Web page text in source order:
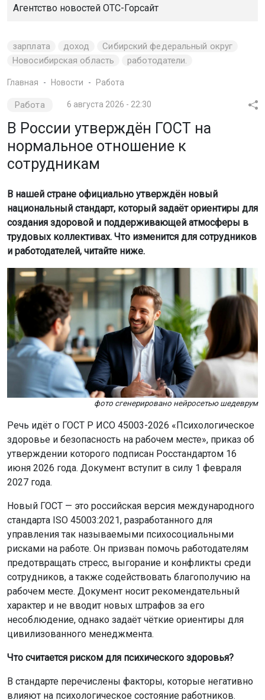
Агентство новостей ОТС-Горсайт
зарплата доход
Сибирский федеральный округ
Новосибирская область
работодатели.
Главная Новости Работа
Работа 6 августа 2026 - 22:30
В России утверждён ГОСТ на
нормальное отношение к
сотрудникам
В нашей стране официально утверждён новый
национальный стандарт, который задаёт ориентиры для
создания здоровой и поддерживающей атмосферы в
трудовых коллективах. Что изменится для сотрудников
и работодателей, читайте ниже.
фото сгенерировано нейросетью шедеврум
Речь идёт о ГОСТ Р ИСО 45003-2026 «Психологическое
здоровье и безопасность на рабочем месте», приказ об
утверждении которого подписан Росстандартом 16
июня 2026 года. Документ вступит в силу 1 февраля
2027 года.
Новый ГОСТ — это российская версия международного
стандарта ISO 45003:2021, разработанного для
управления так называемыми психосоциальными
рисками на работе. Он призван помочь работодателям
предотвращать стресс, выгорание и конфликты среди
сотрудников, а также содействовать благополучию на
рабочем месте. Документ носит рекомендательный
характер и не вводит новых штрафов за его
несоблюдение, однако задаёт чёткие ориентиры для
цивилизованного менеджмента.
Что считается риском для психического здоровья?
В стандарте перечислены факторы, которые негативно
влияют на психологическое состояние работников.